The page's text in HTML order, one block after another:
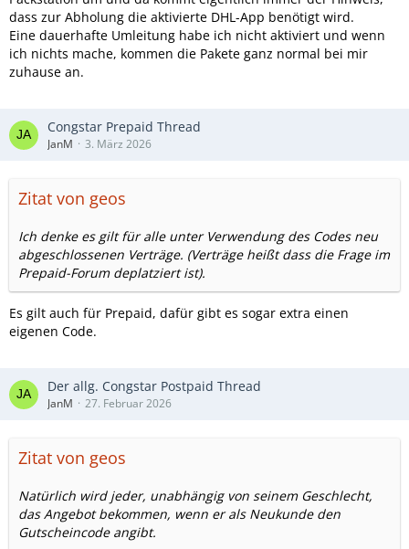
dass zur Abholung die aktivierte DHL-App benötigt wird.
Eine dauerhafte Umleitung habe ich nicht aktiviert und wenn
ich nichts mache, kommen die Pakete ganz normal bei mir
zuhause an.
Congstar Prepaid Thread
JanM 3. März 2026
Zitat von geos
Ich denke es gilt für alle unter Verwendung des Codes neu
abgeschlossenen Verträge. (Verträge heißt dass die Frage im
Prepaid-Forum deplatziert ist).
Es gilt auch für Prepaid, dafür gibt es sogar extra einen
eigenen Code.
Der allg. Congstar Postpaid Thread
JanM 27. Februar 2026
Zitat von geos
Natürlich wird jeder, unabhängig von seinem Geschlecht,
das Angebot bekommen, wenn er als Neukunde den
Gutscheincode angibt.